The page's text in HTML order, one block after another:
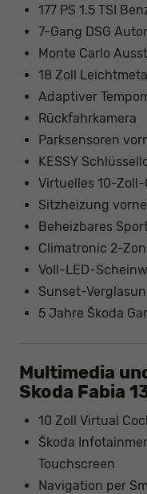
177 PS 1.5 TSI
7-Gang DSG
Monte Carlo
18 Zoll
Adaptiver
Rückfahrkamera
Parksensoren
KESSY
Virtuelles 10-
Sitzheizung vorne
Beheizbares
Climatronic 2-
Voll-LED-
Sunset-
5 Jahre Škoda
Multimedia
Skoda Fabia
10 Zoll Virtual
Škoda
Touchscreen
Navigation per